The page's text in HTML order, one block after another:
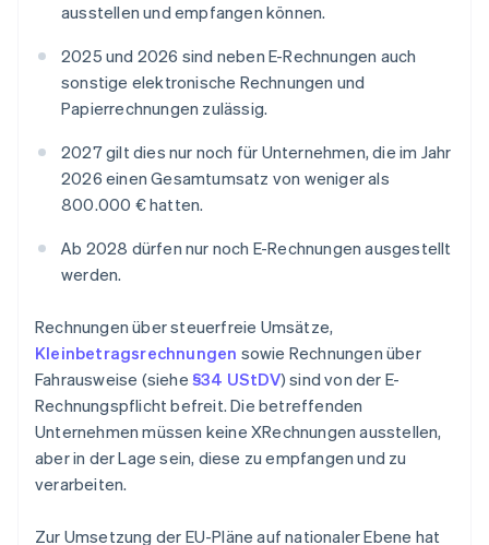
ausstellen und empfangen können.
2025 und 2026 sind neben E-Rechnungen auch
sonstige elektronische Rechnungen und
Papierrechnungen zulässig.
2027 gilt dies nur noch für Unternehmen, die im Jahr
2026 einen Gesamtumsatz von weniger als
800.000 € hatten.
Ab 2028 dürfen nur noch E-Rechnungen ausgestellt
werden.
Rechnungen über steuerfreie Umsätze,
Kleinbetragsrechnungen sowie Rechnungen über
Fahrausweise (siehe §34 UStDV) sind von der E-
Rechnungspflicht befreit. Die betreffenden
Unternehmen müssen keine XRechnungen ausstellen,
aber in der Lage sein, diese zu empfangen und zu
verarbeiten.
Zur Umsetzung der EU-Pläne auf nationaler Ebene hat